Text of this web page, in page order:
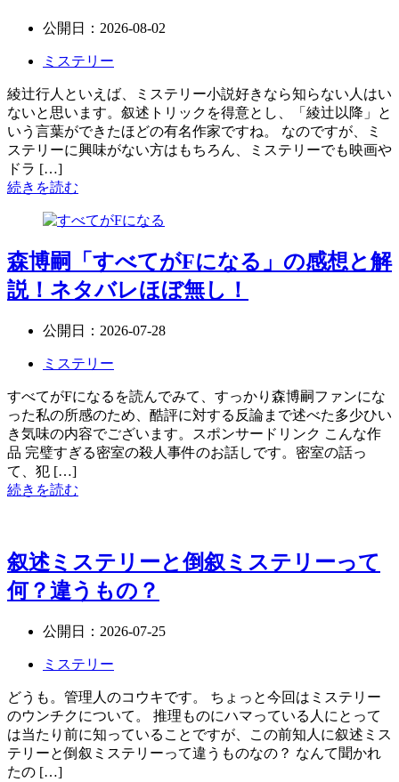
公開日： 2026-08-02
ミステリー
綾辻行人といえば、ミステリー小説好きなら知らない人はい
ないと思います。叙述トリックを得意とし、「綾辻以降」と
いう言葉ができたほどの有名作家ですね。 なのですが、ミ
ステリーに興味がない方はもちろん、ミステリーでも映画や
ドラ […]
続きを読む
森博嗣「すべてがFになる」の感想と解
説！ネタバレほぼ無し！
公開日： 2026-07-28
ミステリー
すべてがFになるを読んでみて、すっかり森博嗣ファンにな
った私の所感のため、酷評に対する反論まで述べた多少ひい
き気味の内容でございます。スポンサードリンク こんな作
品 完璧すぎる密室の殺人事件のお話しです。密室の話っ
て、犯 […]
続きを読む
叙述ミステリーと倒叙ミステリーって
何？違うもの？
公開日： 2026-07-25
ミステリー
どうも。管理人のコウキです。 ちょっと今回はミステリー
のウンチクについて。 推理ものにハマっている人にとって
は当たり前に知っていることですが、この前知人に叙述ミス
テリーと倒叙ミステリーって違うものなの？ なんて聞かれ
たの […]